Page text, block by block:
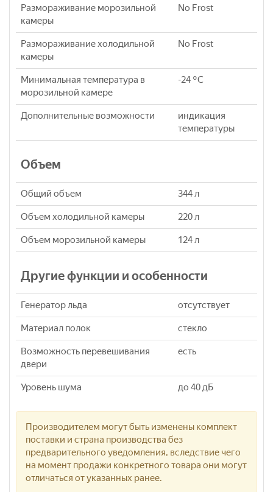
Размораживание морозильной
камеры
No Frost
Размораживание холодильной
камеры
No Frost
Минимальная температура в
морозильной камере
-24 °C
Дополнительные возможности
индикация
температуры
Объем
Общий объем 344 л
Объем холодильной камеры 220 л
Объем морозильной камеры 124 л
Другие функции и особенности
Генератор льда отсутствует
Материал полок стекло
Возможность перевешивания
двери
есть
Уровень шума до 40 дБ
Производителем могут быть изменены комплект
поставки и страна производства без
предварительного уведомления, вследствие чего
на момент продажи конкретного товара они могут
отличаться от указанных ранее.